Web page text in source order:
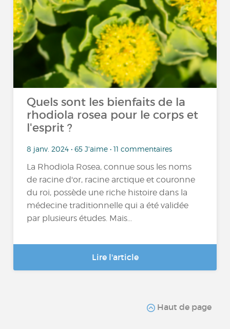
Quels sont les bienfaits de la
rhodiola rosea pour le corps et
l'esprit ?
8 janv. 2024 • 65 J'aime • 11 commentaires
La Rhodiola Rosea, connue sous les noms
de racine d'or, racine arctique et couronne
du roi, possède une riche histoire dans la
médecine traditionnelle qui a été validée
par plusieurs études. Mais...
Lire l'article
Haut de page